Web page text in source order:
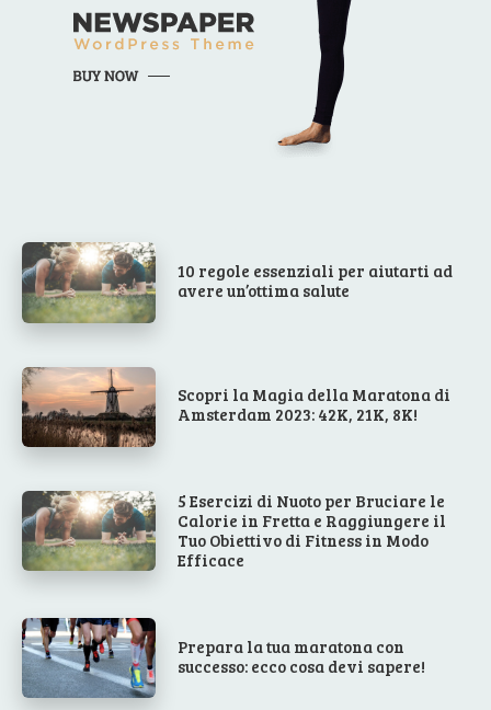
10 regole essenziali per aiutarti ad
avere un’ottima salute
Scopri la Magia della Maratona di
Amsterdam 2023: 42K, 21K, 8K!
5 Esercizi di Nuoto per Bruciare le
Calorie in Fretta e Raggiungere il
Tuo Obiettivo di Fitness in Modo
Efficace
Prepara la tua maratona con
successo: ecco cosa devi sapere!